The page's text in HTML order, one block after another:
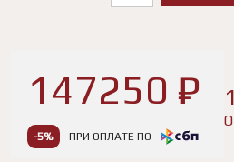
147250 ₽
-5% ПРИ ОПЛАТЕ ПО